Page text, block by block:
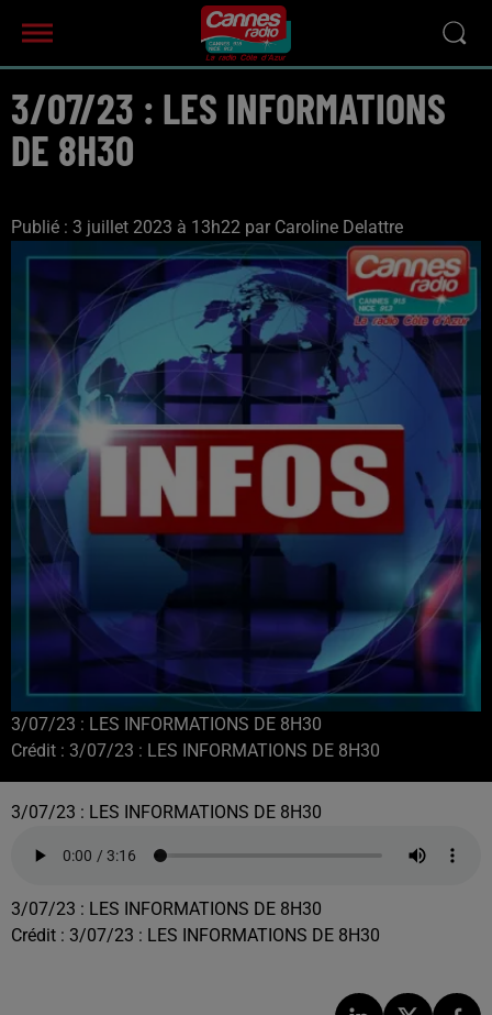
3/07/23 : LES INFORMATIONS
DE 8H30
Publié : 3 juillet 2023 à 13h22 par Caroline Delattre
3/07/23 : LES INFORMATIONS DE 8H30
Crédit : 3/07/23 : LES INFORMATIONS DE 8H30
3/07/23 : LES INFORMATIONS DE 8H30
3/07/23 : LES INFORMATIONS DE 8H30
Crédit : 3/07/23 : LES INFORMATIONS DE 8H30